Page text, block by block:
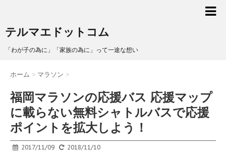
テルマエドットコム
「わが子の為に」「家族の為に」って一途な想い
ホーム > マラソン >
福岡マラソンの応援バス 応援マップ
に載らない無料シャトルバスで応援
ポイントを拡大しよう！
2017/11/09 2018/11/10